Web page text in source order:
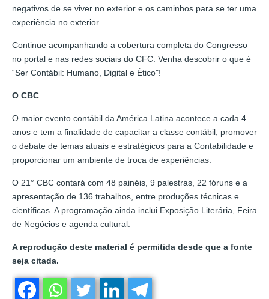
negativos de se viver no exterior e os caminhos para se ter uma
experiência no exterior.
Continue acompanhando a cobertura completa do Congresso
no portal e nas redes sociais do CFC. Venha descobrir o que é
“Ser Contábil: Humano, Digital e Ético"!
O CBC
O maior evento contábil da América Latina acontece a cada 4
anos e tem a finalidade de capacitar a classe contábil, promover
o debate de temas atuais e estratégicos para a Contabilidade e
proporcionar um ambiente de troca de experiências.
O 21° CBC contará com 48 painéis, 9 palestras, 22 fóruns e a
apresentação de 136 trabalhos, entre produções técnicas e
científicas. A programação ainda inclui Exposição Literária, Feira
de Negócios e agenda cultural.
A reprodução deste material é permitida desde que a fonte
seja citada.